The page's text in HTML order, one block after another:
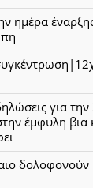
ημέρα
για
έμφυλη βια
δολοφονούν